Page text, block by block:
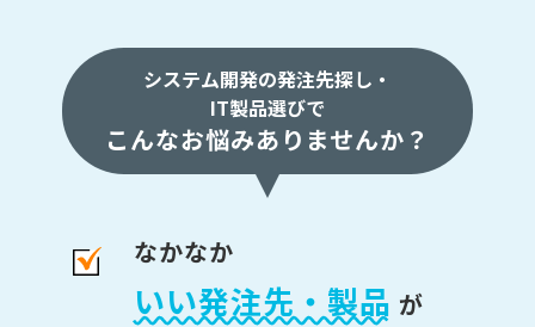
システム開発の発注先探し・
IT製品選びで
こんなお悩みありませんか？
なかなか
いい発注先・製品 が